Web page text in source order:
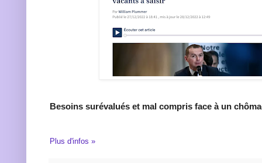
Besoins surévalués et mal compris face à un
Plus d'infos »